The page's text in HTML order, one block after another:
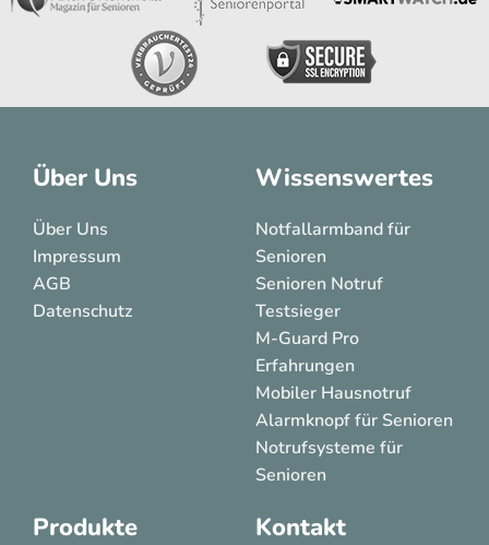
Über Uns
Über Uns
Impressum
AGB
Datenschutz
Wissenswertes
Notfallarmband für
Senioren
Senioren Notruf
Testsieger
M-Guard Pro
Erfahrungen
Mobiler Hausnotruf
Alarmknopf für Senioren
Notrufsysteme für
Senioren
Produkte Kontakt